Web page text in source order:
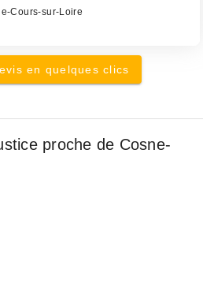
Cours-sur-Loire
en quelques clics
proche de Cosne-